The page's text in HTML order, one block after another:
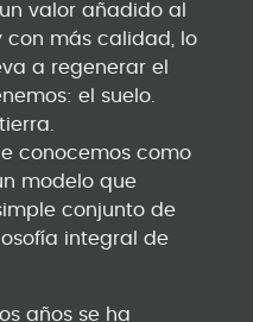
valor añadido al
con más calidad, lo
a regenerar el
el suelo.
conocemos como
modelo que
conjunto de
integral de
años se ha